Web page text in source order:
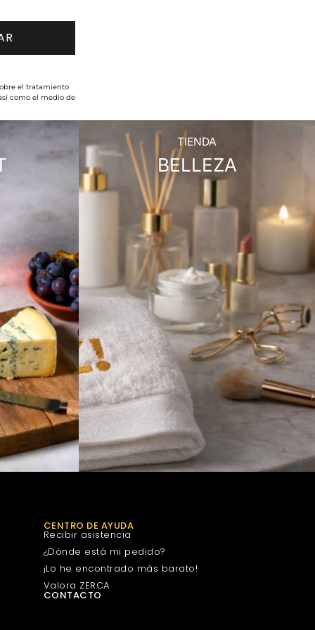
el tratamiento
como el medio de
TIENDA
BELLEZA
CENTRO DE AYUDA
Recibir asistencia
¿Dónde está mi pedido?
¡Lo he encontrado más barato!
Valora ZERCA
CONTACTO